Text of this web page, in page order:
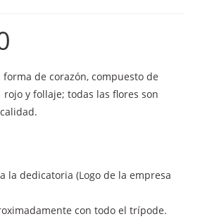
forma de corazón, compuesto de
y follaje; todas las flores son
la dedicatoria (Logo de la empresa
con todo el trípode.